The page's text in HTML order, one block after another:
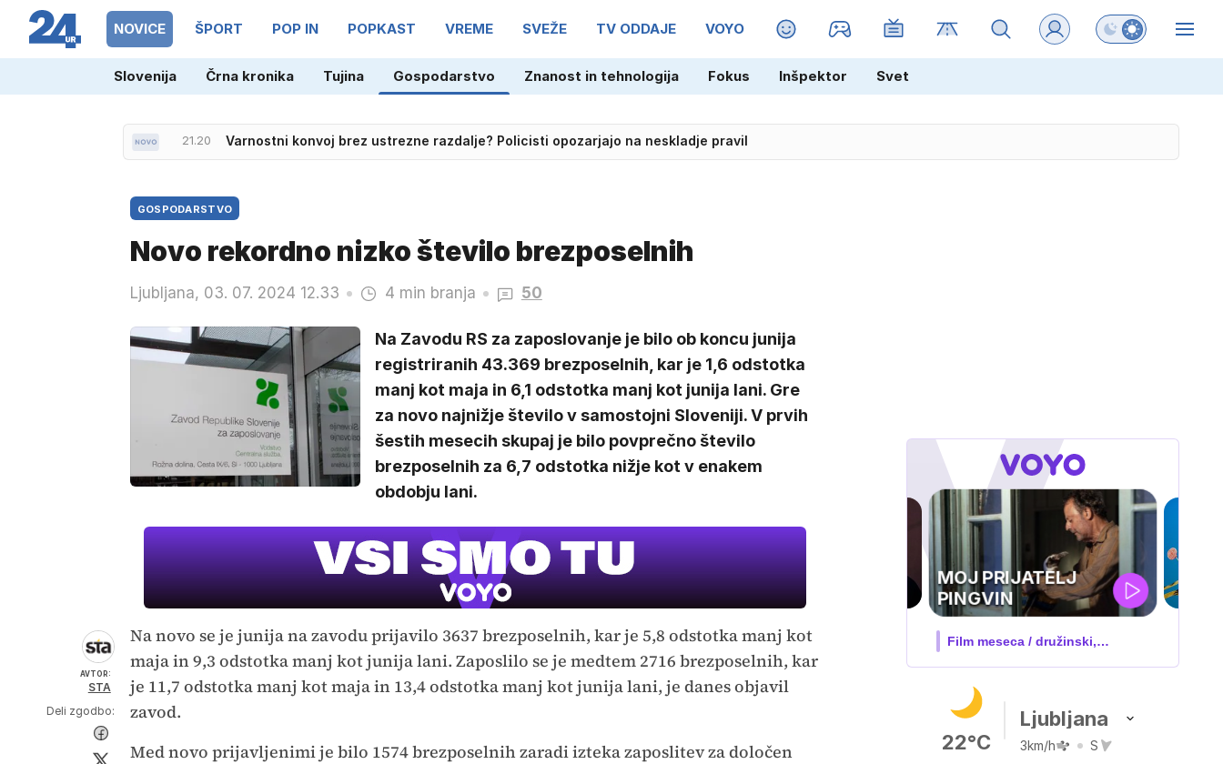
NOVICE ŠPORT POP IN POPKAST VREME SVEŽE TV ODDAJE VOYO MAGAZIN Preklopi barvni
Slovenija Črna kronika Tujina Gospodarstvo Znanost in tehnologija Fokus Inšpektor Svet
21.20 Varnostni konvoj brez ustrezne razdalje? Policisti opozarjajo na neskladje pravil
21.23 Državna srebrnina pod eno streho?
GOSPODARSTVO
Novo rekordno nizko število brezposelnih
Ljubljana, 03. 07. 2024 12.33 4 min branja 50
Na Zavodu RS za zaposlovanje je bilo ob koncu junija
registriranih 43.369 brezposelnih, kar je 1,6 odstotka
manj kot maja in 6,1 odstotka manj kot junija lani. Gre
za novo najnižje število v samostojni Sloveniji. V prvih
šestih mesecih skupaj je bilo povprečno število
brezposelnih za 6,7 odstotka nižje kot v enakem
obdobju lani.
AVTOR:
STA
Deli zgodbo:
Na novo se je junija na zavodu prijavilo 3637 brezposelnih, kar je 5,8 odstotka manj kot
maja in 9,3 odstotka manj kot junija lani. Zaposlilo se je medtem 2716 brezposelnih, kar
je 11,7 odstotka manj kot maja in 13,4 odstotka manj kot junija lani, je danes objavil
zavod.
Med novo prijavljenimi je bilo 1574 brezposelnih zaradi izteka zaposlitev za določen
IQ 160
Nova hrvaška serija
22°C
Ljubljana
3km/h S